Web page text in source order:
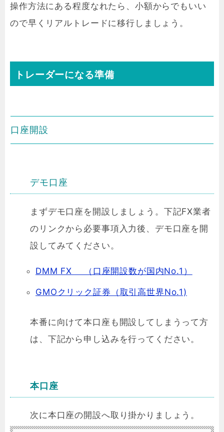
操作方法にある程度なれたら、小額からでもいい
ので早くリアルトレードに移行しましょう。
トレーダーになる準備
口座開設
デモ口座
まずデモ口座を開設しましょう。下記FX業者
のリンクから必要事項入力後、デモ口座を開
設してみてください。
DMM FX （口座開設数が国内No.1）
GMOクリック証券（取引高世界No.1)
本番に向けて本口座も開設してしまうって方
は、下記から申し込みを行ってください。
本口座
次に本口座の開設へ取り掛かりましょう。